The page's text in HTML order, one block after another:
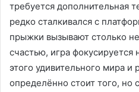
требуется дополнительная
редко сталкивался с
прыжки вызывают столько
счастью, игра фокусируется
этого удивительного мира и
определённо стоит того, но